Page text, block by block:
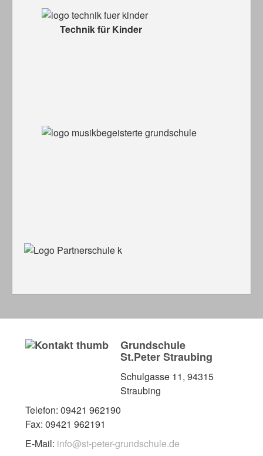
Technik für Kinder
Grundschule
St.Peter Straubing
Schulgasse 11, 94315
Straubing
Telefon: 09421 962190
Fax: 09421 962191
E-Mail: info@st-peter-grundschule.de